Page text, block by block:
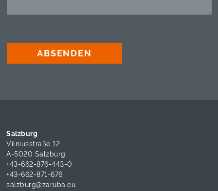
ABSENDEN
Salzburg
Vilniusstraße 12
A-5020 Salzburg
+43-662-876-443-0
+43-662-871-676
salzburg@zaruba.eu